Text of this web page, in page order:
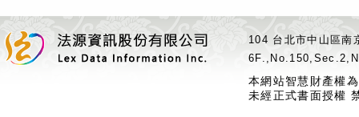
104 台北市中山區
本網站智慧財產權
未經正式書面授權